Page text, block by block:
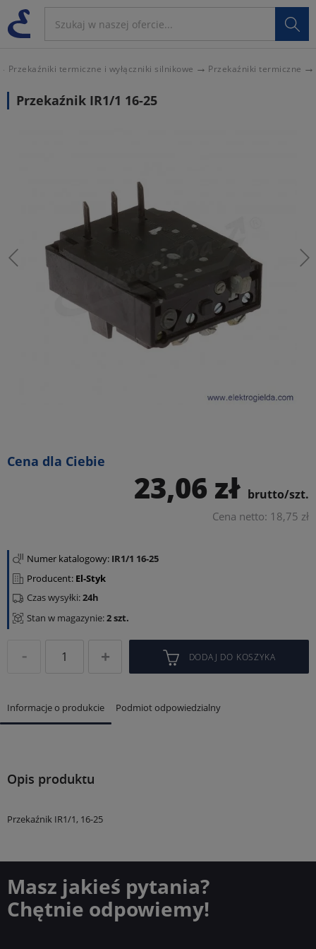

Przekaźniki termiczne i wyłączniki silnikowe Przekaźniki termiczne
Przekaźnik IR1/1 16-25
Cena dla Ciebie
23,06 zł brutto/szt.
Cena netto: 18,75 zł
Numer katalogowy: IR1/1 16-25
Producent: El-Styk
Stan w magazynie:2 szt.
Czas wysyłki:24h
DODAJ DO KOSZYKA
Informacje o produkcie Podmiot odpowiedzialny
Opis produktu
Przekaźnik IR1/1, 16-25
Masz jakieś pytania?
Chętnie odpowiemy!